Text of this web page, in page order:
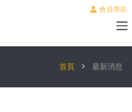
會員專區
首頁 最新消息